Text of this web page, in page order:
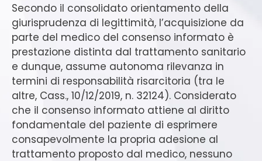
Secondo il consolidato orientamento della
giurisprudenza di legittimità, l’acquisizione da
parte del medico del consenso informato è
prestazione distinta dal trattamento sanitario
e dunque, assume autonoma rilevanza in
termini di responsabilità risarcitoria (tra le
altre, Cass., 10/12/2019, n. 32124). Considerato
che il consenso informato attiene al diritto
fondamentale del paziente di esprimere
consapevolmente la propria adesione al
trattamento proposto dal medico, nessuno